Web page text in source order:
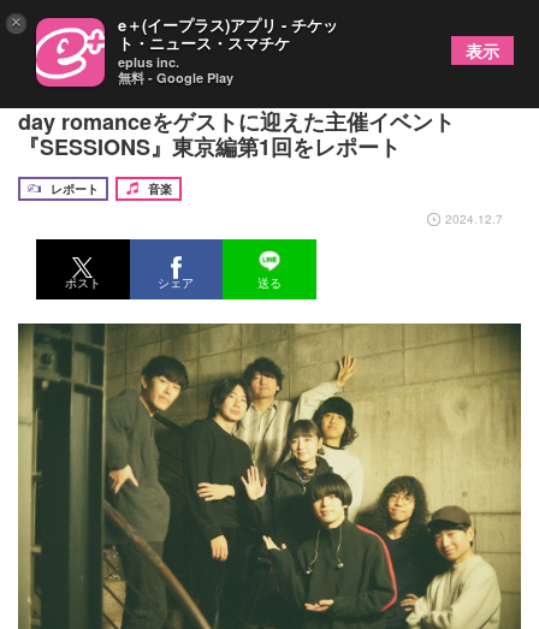
えんぷてい 「心からやりたい2マンを」、Laura
day romanceをゲストに迎えた主催イベント
『SESSIONS』東京編第1回をレポート
レポート
音楽
2024.12.7
ポスト シェア 送る
× e＋(イープラス)アプリ - チケッ
ト・ニュース・スマチケ
eplus inc.
無料 - Google Play
表示